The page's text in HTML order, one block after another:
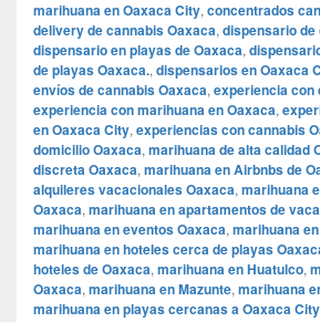
marihuana en Oaxaca City, concentrados
delivery de cannabis Oaxaca, dispensario
dispensario en playas de Oaxaca,
de playas Oaxaca., dispensarios en Oaxaca
envíos de cannabis Oaxaca, experiencia con
experiencia con marihuana en Oaxaca,
en Oaxaca City, experiencias con cannabis
domicilio Oaxaca, marihuana de alta calidad
discreta Oaxaca, marihuana en Airbnbs de
alquileres vacacionales Oaxaca, marihuana
Oaxaca, marihuana en apartamentos de
marihuana en eventos Oaxaca, marihuana
marihuana en hoteles cerca de playas
hoteles de Oaxaca, marihuana en Huatulco,
Oaxaca, marihuana en Mazunte, marihuana
marihuana en playas cercanas a Oaxaca City